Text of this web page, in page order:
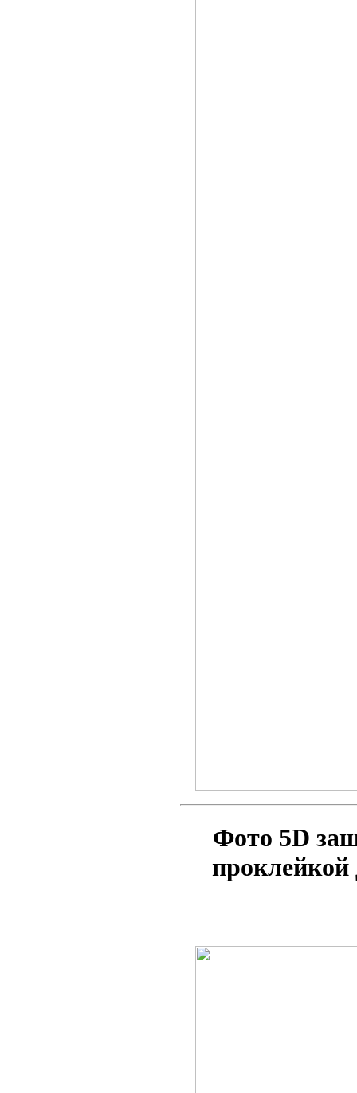
Фото 5D